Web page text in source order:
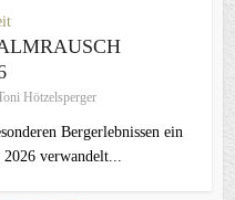
Hötzelsperger
Bergerlebnissen ein
verwandelt...